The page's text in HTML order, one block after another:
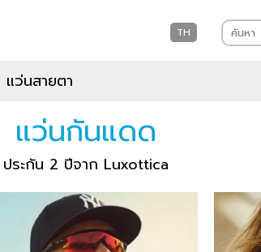
TH
แว่นสายตา
แว่นกันแดด
ประกัน 2 ปีจาก Luxottica